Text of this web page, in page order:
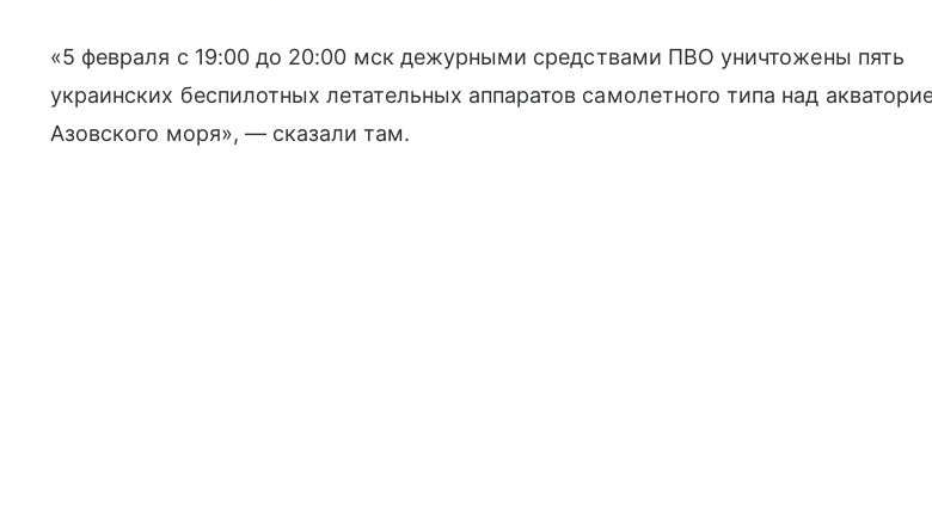
«5 февраля с 19:00 до 20:00 мск дежурными средствами ПВО уничтожены пять
украинских беспилотных летательных аппаратов самолетного типа над
Азовского моря», — сказали там.